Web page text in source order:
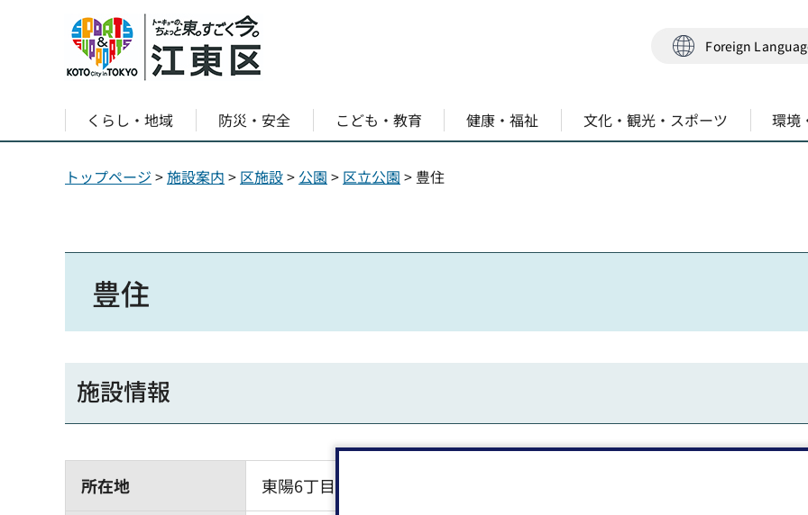
Foreign
くらし・地域 防災・安全 こども・教育 健康・福祉 文化・観光・スポーツ 環境
トップページ >施設案内 > 区施設> 公園 > 区立公園 > 豊住
豊住
施設情報
所在地 東陽6丁目1番13号